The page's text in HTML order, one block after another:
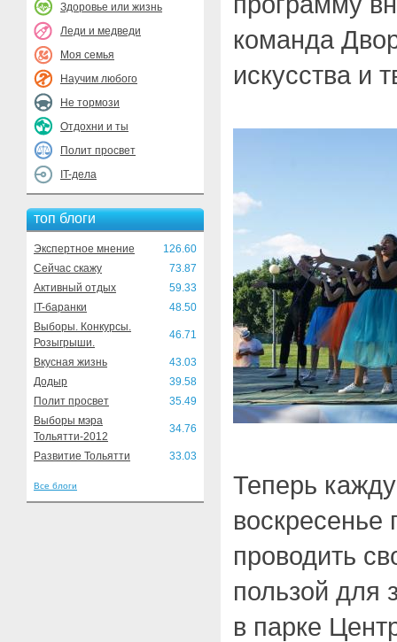
Здоровье или жизнь
Леди и медведи
Моя семья
Научим любого
Не тормози
Отдохни и ты
Полит просвет
IT-дела
топ блоги
Экспертное мнение
126.60
Сейчас скажу
73.87
Активный отдых
59.33
IT-баранки
48.50
Выборы. Конкурсы.
Розыгрыши.
46.71
Вкусная жизнь
43.03
Додыр
39.58
Полит просвет
35.49
Выборы мэра
Тольятти-2012
34.76
Развитие Тольятти 33.03
Все блоги
команда
искусства и
Теперь
воскресенье
проводить
пользой для
в парке